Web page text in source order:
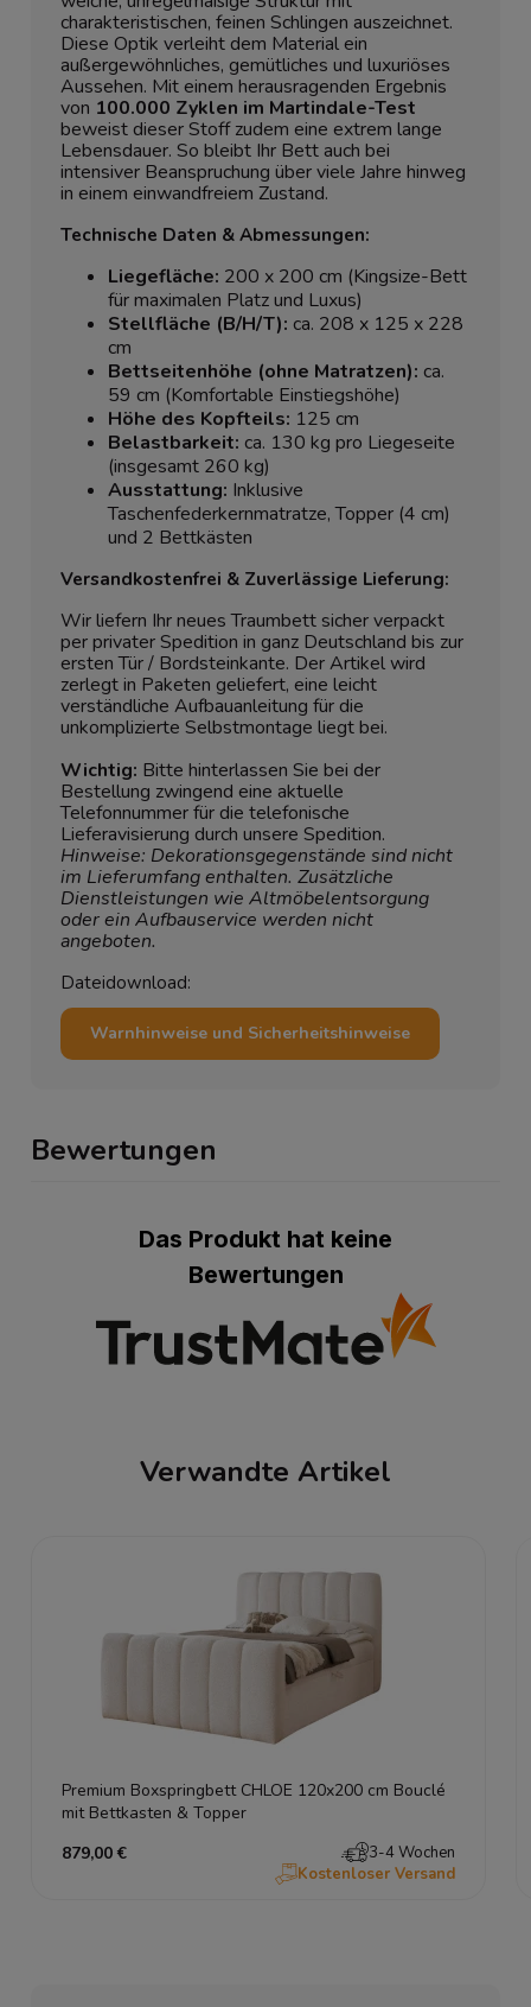
charakteristischen, feinen Schlingen auszeichnet.
Diese Optik verleiht dem Material ein
außergewöhnliches, gemütliches und luxuriöses
Aussehen. Mit einem herausragenden Ergebnis
von 100.000 Zyklen im Martindale-Test
beweist dieser Stoff zudem eine extrem lange
Lebensdauer. So bleibt Ihr Bett auch bei
intensiver Beanspruchung über viele Jahre hinweg
in einem einwandfreiem Zustand.
Technische Daten & Abmessungen:
Liegefläche: 200 x 200 cm (Kingsize-Bett
für maximalen Platz und Luxus)
Stellfläche (B/H/T): ca. 208 x 125 x 228
cm
Bettseitenhöhe (ohne Matratzen): ca.
59 cm (Komfortable Einstiegshöhe)
Höhe des Kopfteils: 125 cm
Belastbarkeit: ca. 130 kg pro Liegeseite
(insgesamt 260 kg)
Ausstattung: Inklusive
Taschenfederkernmatratze, Topper (4 cm)
und 2 Bettkästen
Versandkostenfrei & Zuverlässige Lieferung:
Wir liefern Ihr neues Traumbett sicher verpackt
per privater Spedition in ganz Deutschland bis zur
ersten Tür / Bordsteinkante. Der Artikel wird
zerlegt in Paketen geliefert, eine leicht
verständliche Aufbauanleitung für die
unkomplizierte Selbstmontage liegt bei.
Wichtig: Bitte hinterlassen Sie bei der
Bestellung zwingend eine aktuelle
Telefonnummer für die telefonische
Lieferavisierung durch unsere Spedition.
Hinweise: Dekorationsgegenstände sind nicht
im Lieferumfang enthalten. Zusätzliche
Dienstleistungen wie Altmöbelentsorgung
oder ein Aufbauservice werden nicht
angeboten.
Dateidownload:
Warnhinweise und Sicherheitshinweise
Bewertungen
Das Produkt hat keine
Bewertungen
Verwandte Artikel
Premium Boxspringbett CHLOE 120x200 cm Bouclé
mit Bettkasten & Topper
879,00 €
3-4 Wochen
Kostenloser Versand